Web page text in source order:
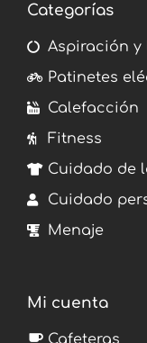
Categorías
Aspiración y
Patinetes
Calefacción
Fitness
Cuidado de
Cuidado
Menaje
Mi cuenta
Cafeteras